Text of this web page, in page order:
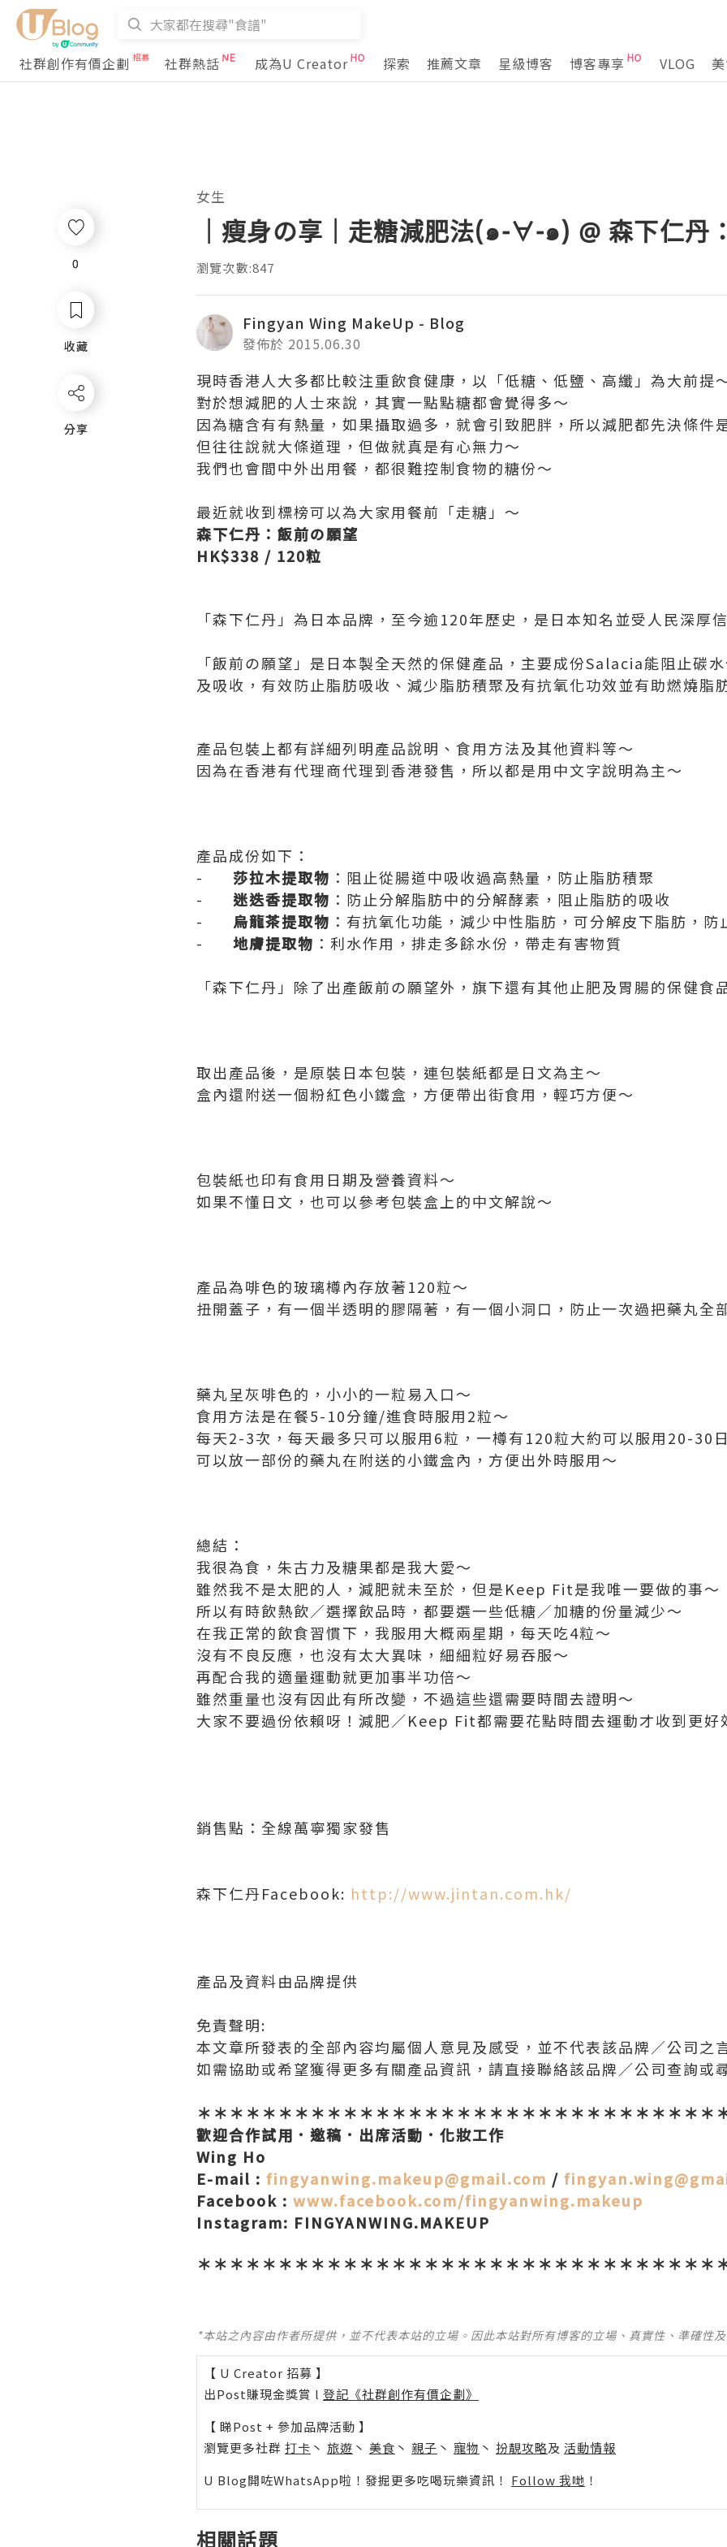
社群創作有價企劃
社群熱話 成為U Creator 探索 推薦文章 星級博客 博客專享 VLOG
0
收藏
分享
女生
｜瘦身の享｜走糖減肥法(๑¯∀¯๑) @ 森下仁丹
瀏覽次數:847
Fingyan Wing MakeUp - Blog
發佈於 2015.06.30
現時香港人大多都比較注重飲食健康，以「低糖、低鹽、高纖」為大前提
對於想減肥的人士來說，其實一點點糖都會覺得多～
因為糖含有有熱量，如果攝取過多，就會引致肥胖，所以減肥都先決條件
但往往說就大條道理，但做就真是有心無力～
我們也會間中外出用餐，都很難控制食物的糖份～
最近就收到標榜可以為大家用餐前「走糖」～
森下仁丹：飯前の願望
HK$338 / 120粒
「森下仁丹」為日本品牌，至今逾120年歷史，是日本知名並受人民深厚
「飯前の願望」是日本製全天然的保健產品，主要成份Salacia能阻止碳
及吸收，有效防止脂肪吸收、減少脂肪積聚及有抗氧化功效並有助燃燒脂
產品包裝上都有詳細列明產品說明、食用方法及其他資料等～
因為在香港有代理商代理到香港發售，所以都是用中文字說明為主～
產品成份如下：
- 莎拉木提取物 ：阻止從腸道中吸收過高熱量，防止脂肪積聚
- 迷迭香提取物 ：防止分解脂肪中的分解酵素，阻止脂肪的吸收
- 烏龍茶提取物 ：有抗氧化功能，減少中性脂肪，可分解皮下脂肪，防
- 地膚提取物 ：利水作用，排走多餘水份，帶走有害物質
「森下仁丹」除了出產飯前の願望外，旗下還有其他止肥及胃腸的保健食
取出產品後，是原裝日本包裝，連包裝紙都是日文為主～
盒內還附送一個粉紅色小鐵盒，方便帶出街食用，輕巧方便～
包裝紙也印有食用日期及營養資料～
如果不懂日文，也可以參考包裝盒上的中文解說～
產品為啡色的玻璃樽內存放著120粒～
扭開蓋子，有一個半透明的膠隔著，有一個小洞口，防止一次過把藥丸全
藥丸呈灰啡色的，小小的一粒易入口～
食用方法是在餐5-10分鐘/進食時服用2粒～
每天2-3次，每天最多只可以服用6粒，一樽有120粒大約可以服用20-30
可以放一部份的藥丸在附送的小鐵盒內，方便出外時服用～
總結：
我很為食，朱古力及糖果都是我大愛～
雖然我不是太肥的人，減肥就未至於，但是Keep Fit是我唯一要做的事～
所以有時飲熱飲／選擇飲品時，都要選一些低糖／加糖的份量減少～
在我正常的飲食習慣下，我服用大概兩星期，每天吃4粒～
沒有不良反應，也沒有太大異味，細細粒好易吞服～
再配合我的適量運動就更加事半功倍～
雖然重量也沒有因此有所改變，不過這些還需要時間去證明～
大家不要過份依賴呀！減肥／Keep Fit都需要花點時間去運動才收到更好
銷售點：全線萬寧獨家發售
森下仁丹Facebook: http://www.jintan.com.hk/
產品及資料由品牌提供
免責聲明:
本文章所發表的全部內容均屬個人意見及感受，並不代表該品牌／公司之
如需協助或希望獲得更多有關產品資訊，請直接聯絡該品牌／公司查詢或
＊＊＊＊＊＊＊＊＊＊＊＊＊＊＊＊＊＊＊＊＊＊＊＊＊＊＊＊＊＊＊＊
歡迎合作試用．邀稿．出席活動．化妝工作
Wing Ho
E-mail : fingyanwing.makeup@gmail.com /
Facebook : www.facebook.com/fingyanwing.makeup
Instagram: FINGYANWING.MAKEUP
＊＊＊＊＊＊＊＊＊＊＊＊＊＊＊＊＊＊＊＊＊＊＊＊＊＊＊＊＊＊＊＊
*本站之內容由作者所提供，並不代表本站的立場。因此本站對所有博客的立場、真實性、準確性
【 U Creator 招募 】
出Post賺現金獎賞 l 登記《社群創作有價企劃》
【 睇Post + 參加品牌活動 】
瀏覽更多社群 打卡 丶 旅遊 丶 美食 丶 親子 丶 寵物 丶 扮靚攻略及 活動情報
U Blog開咗WhatsApp啦！發掘更多吃喝玩樂資訊！ Follow 我哋 ！
相關話題
0
收藏
分享